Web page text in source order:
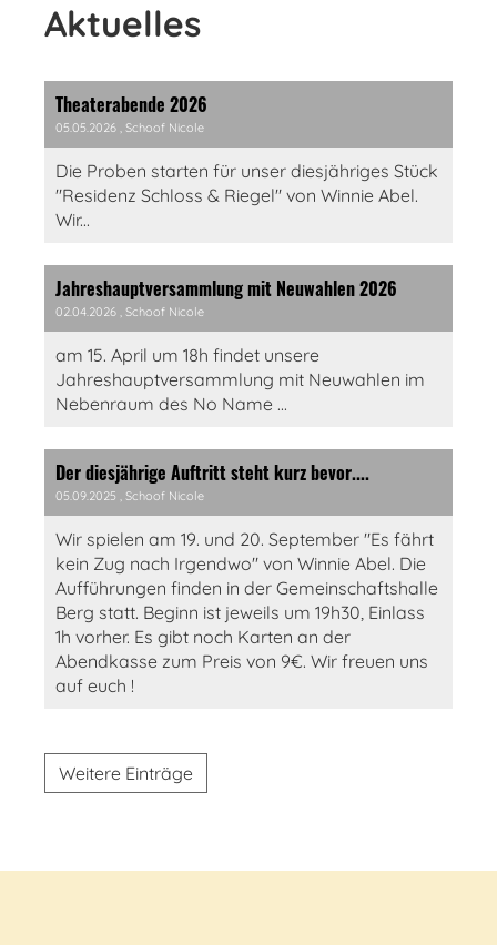
Aktuelles
Theaterabende 2026
05.05.2026 , Schoof Nicole
Die Proben starten für unser diesjähriges Stück
"Residenz Schloss & Riegel" von Winnie Abel.
Wir...
Jahreshauptversammlung mit Neuwahlen 2026
02.04.2026 , Schoof Nicole
am 15. April um 18h findet unsere
Jahreshauptversammlung mit Neuwahlen im
Nebenraum des No Name ...
Der diesjährige Auftritt steht kurz bevor....
05.09.2025 , Schoof Nicole
Wir spielen am 19. und 20. September "Es fährt
kein Zug nach Irgendwo" von Winnie Abel. Die
Aufführungen finden in der Gemeinschaftshalle
Berg statt. Beginn ist jeweils um 19h30, Einlass
1h vorher. Es gibt noch Karten an der
Abendkasse zum Preis von 9€. Wir freuen uns
auf euch !
Weitere Einträge